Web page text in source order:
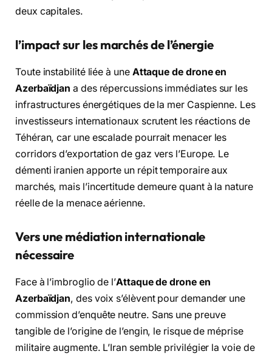
deux capitales.
l’impact sur les marchés de l’énergie
Toute instabilité liée à une Attaque de drone en
Azerbaïdjan a des répercussions immédiates sur les
infrastructures énergétiques de la mer Caspienne. Les
investisseurs internationaux scrutent les réactions de
Téhéran, car une escalade pourrait menacer les
corridors d’exportation de gaz vers l’Europe. Le
démenti iranien apporte un répit temporaire aux
marchés, mais l’incertitude demeure quant à la nature
réelle de la menace aérienne.
Vers une médiation internationale
nécessaire
Face à l’imbroglio de l’Attaque de drone en
Azerbaïdjan, des voix s’élèvent pour demander une
commission d’enquête neutre. Sans une preuve
tangible de l’origine de l’engin, le risque de méprise
militaire augmente. L’Iran semble privilégier la voie de